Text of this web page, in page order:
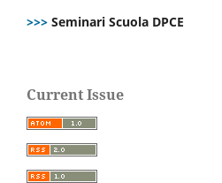
>>> Seminari Scuola DPCE
Current Issue